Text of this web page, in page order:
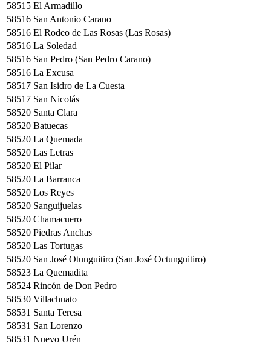
58515 El Armadillo
58516 San Antonio Carano
58516 El Rodeo de Las Rosas (Las Rosas)
58516 La Soledad
58516 San Pedro (San Pedro Carano)
58516 La Excusa
58517 San Isidro de La Cuesta
58517 San Nicolás
58520 Santa Clara
58520 Batuecas
58520 La Quemada
58520 Las Letras
58520 El Pilar
58520 La Barranca
58520 Los Reyes
58520 Sanguijuelas
58520 Chamacuero
58520 Piedras Anchas
58520 Las Tortugas
58520 San José Otunguitiro (San José Octunguitiro)
58523 La Quemadita
58524 Rincón de Don Pedro
58530 Villachuato
58531 Santa Teresa
58531 San Lorenzo
58531 Nuevo Urén